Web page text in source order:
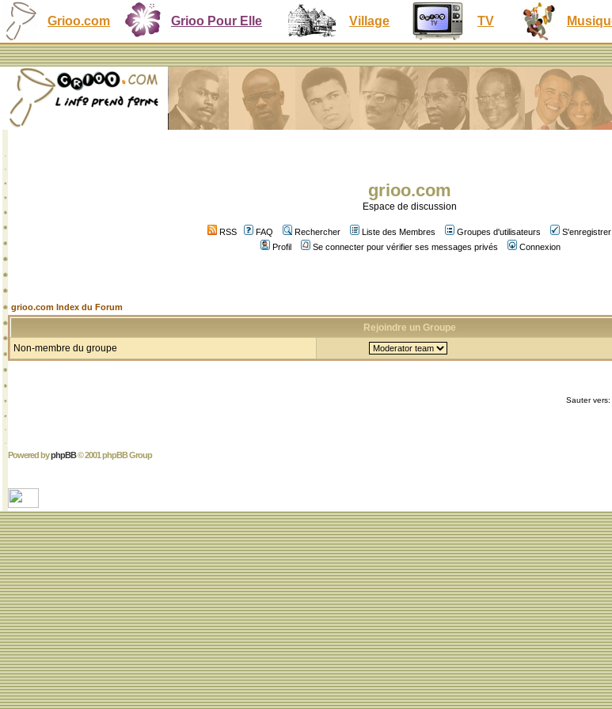
Grioo.com Grioo Pour Elle Village TV
grioo.com
Espace de discussion
RSS FAQ Rechercher Liste des Membres Groupes d'utilisateurs
S'enregistrer
Profil
Se connecter pour vérifier ses messages privés Connexion
grioo.com Index du Forum
Rejoindre un Groupe
Non-membre du groupe
Sauter vers:
Powered byphpBB© 2001 phpBB Group